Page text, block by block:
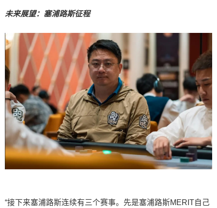
未来展望：塞浦路斯征程
“接下来塞浦路斯连续有三个赛事。先是塞浦路斯MERIT自己